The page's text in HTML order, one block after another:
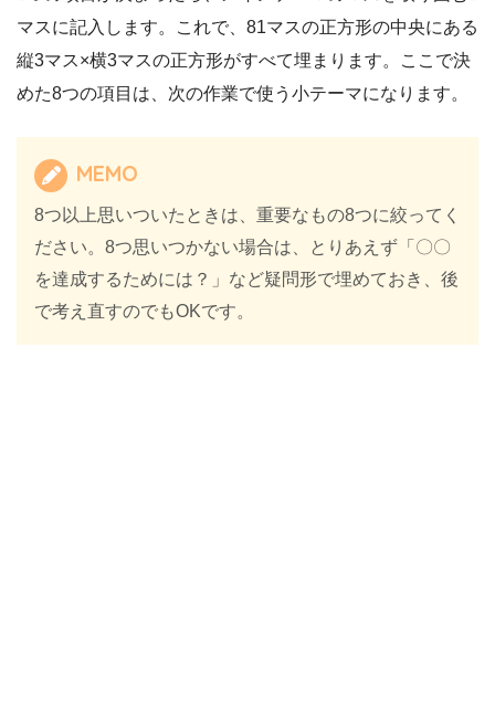
マスに記入します。これで、81マスの正方形の中央にある
縦3マス×横3マスの正方形がすべて埋まります。ここで決
めた8つの項目は、次の作業で使う小テーマになります。
MEMO
8つ以上思いついたときは、重要なもの8つに絞ってく
ださい。8つ思いつかない場合は、とりあえず「〇〇
を達成するためには？」など疑問形で埋めておき、後
で考え直すのでもOKです。